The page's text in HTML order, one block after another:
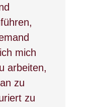
mich
arbeiten,
zu
zu